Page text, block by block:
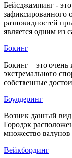
Бейсджампинг -
зафиксированного
разновидностей
является одним из
Бокинг
Бокинг – это
экстремального
собственные
Боулдеринг
Возник данный вид
Городок
множество
Вейкбординг